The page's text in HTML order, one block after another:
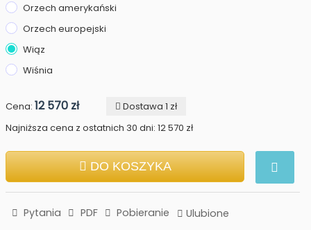
Orzech amerykański
Orzech europejski
Wiąz
Wiśnia
Cena: 12 570 zł
Dostawa 1 zł
Najniższa cena z ostatnich 30 dni: 12 570 zł
DO KOSZYKA
Pytania PDF Pobieranie Ulubione